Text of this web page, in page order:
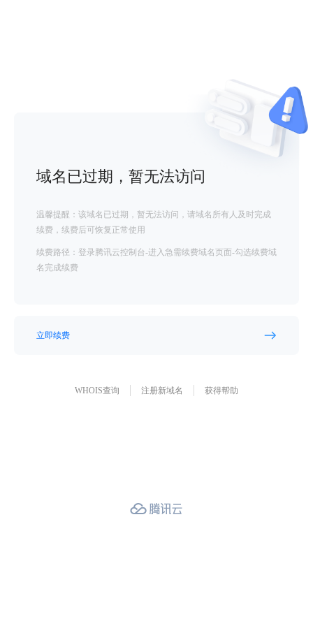
域名已过期，暂无法访问
温馨提醒：该域名已过期，暂无法访问，请域名所有人及时完成
续费，续费后可恢复正常使用
续费路径：登录腾讯云控制台-进入急需续费域名页面-勾选续费域
名完成续费
立即续费
WHOIS查询 注册新域名 获得帮助